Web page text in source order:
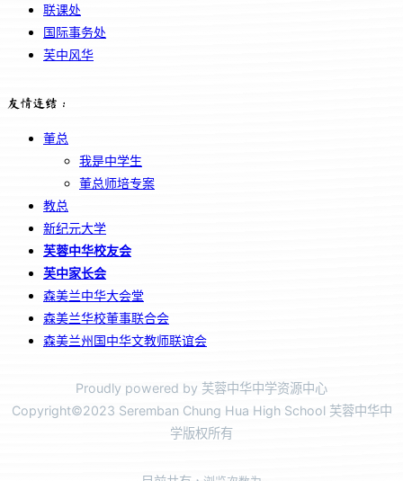
联课处
国际事务处
芙中风华
友情连结：
董总
我是中学生
董总师培专案
教总
新纪元大学
芙蓉中华校友会
芙中家长会
森美兰中华大会堂
森美兰华校董事联合会
森美兰州国中华文教师联谊会
Proudly powered by 芙蓉中华中学资源中心
Copyright©2023 Seremban Chung Hua High School 芙蓉中华中
学版权所有